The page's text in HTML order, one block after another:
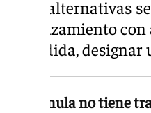
sobre alternativas
desplazamiento
extendida,
La fórmula no tiene